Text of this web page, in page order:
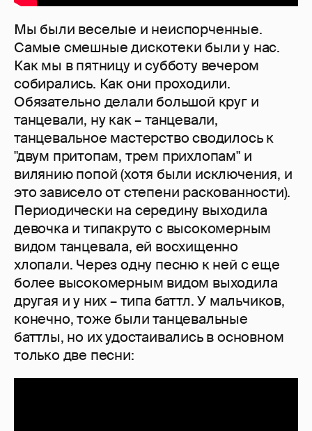
Мы были веселые и неиспорченные.
Самые смешные дискотеки были у нас.
Как мы в пятницу и субботу вечером
собирались. Как они проходили.
Обязательно делали большой круг и
танцевали, ну как – танцевали,
танцевальное мастерство сводилось к
"двум притопам, трем прихлопам" и
вилянию попой (хотя были исключения, и
это зависело от степени раскованности).
Периодически на середину выходила
девочка и типакруто с высокомерным
видом танцевала, ей восхищенно
хлопали. Через одну песню к ней с еще
более высокомерным видом выходила
другая и у них – типа баттл. У мальчиков,
конечно, тоже были танцевальные
баттлы, но их удостаивались в основном
только две песни: